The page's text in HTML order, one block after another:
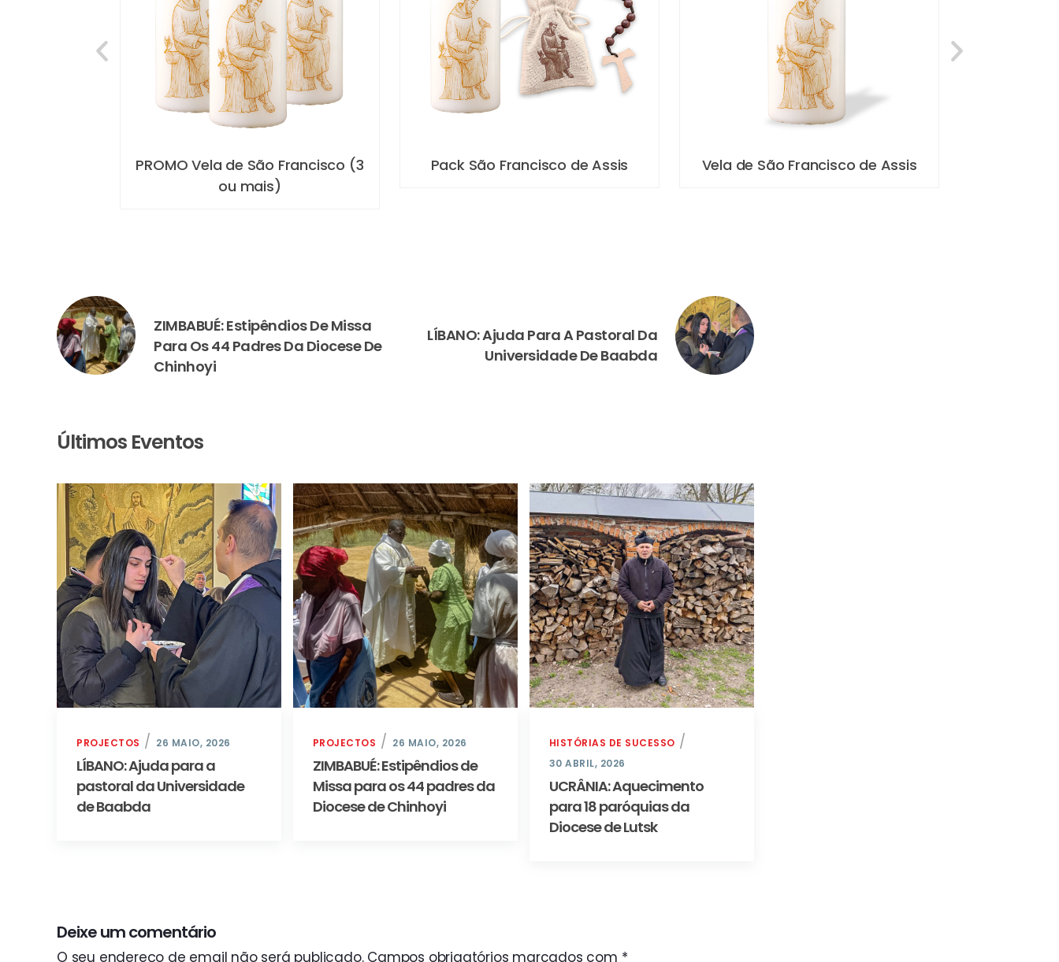
PROMO Vela de São Francisco (3
ou mais)
Pack São Francisco de Assis Vela de São Francisco de Assis
ZIMBABUÉ: Estipêndios De Missa
Para Os 44 Padres Da Diocese De
Chinhoyi
LÍBANO: Ajuda Para A Pastoral Da
Universidade De Baabda
Últimos Eventos
PROJECTOS 26 MAIO, 2026
LÍBANO: Ajuda para a
pastoral da Universidade
de Baabda
PROJECTOS 26 MAIO, 2026
ZIMBABUÉ: Estipêndios de
Missa para os 44 padres da
Diocese de Chinhoyi
HISTÓRIAS DE SUCESSO
30 ABRIL, 2026
UCRÂNIA: Aquecimento
para 18 paróquias da
Diocese de Lutsk
Deixe um comentário
O seu endereço de email não será publicado. Campos obrigatórios marcados com *